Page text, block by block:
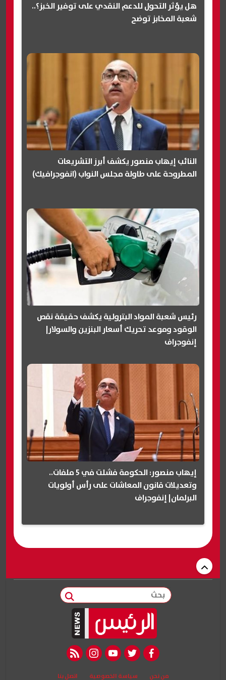
هل يؤثر التحول للدعم النقدي على توفير الخبز؟..
شعبة المخابز توضح
النائب إيهاب منصور يكشف أبرز التشريعات
المطروحة على طاولة مجلس النواب (انفوجرافيك)
رئيس شعبة المواد البترولية يكشف حقيقة نقص
الوقود وموعد تحريك أسعار البنزين والسولار|
إنفوجراف
إيهاب منصور: الحكومة فشلت في 5 ملفات..
وتعديلات قانون المعاشات على رأس أولويات
البرلمان| إنفوجراف
بحث
facebook
twitter
youtube
instagram
rss feed
من نحن سياسة الخصوصية اتصل بنا